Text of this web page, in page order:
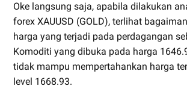
Oke langsung saja, apabila dilakukan
forex XAUUSD (GOLD), terlihat
harga yang terjadi pada perdagangan
Komoditi yang dibuka pada harga
tidak mampu mempertahankan harga
level 1668.93.